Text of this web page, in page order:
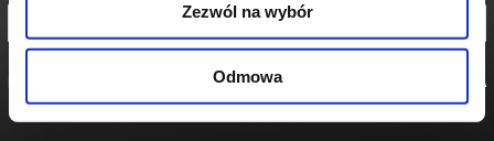
Zezwól na wybór
Odmowa
POLITYKA
POLITYKA